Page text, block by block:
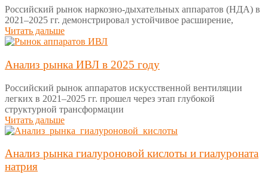
Российский рынок наркозно-дыхательных аппаратов (НДА) в
2021–2025 гг. демонстрировал устойчивое расширение,
Читать дальше
Анализ рынка ИВЛ в 2025 году
Российский рынок аппаратов искусственной вентиляции
легких в 2021–2025 гг. прошел через этап глубокой
структурной трансформации
Читать дальше
Анализ рынка гиалуроновой кислоты и гиалуроната
натрия